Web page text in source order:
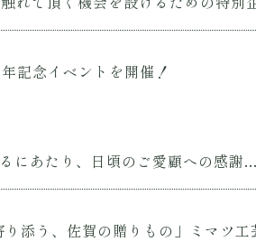
記念イベントを開催！
にあたり、日頃のご愛顧への感謝...
り添う、佐賀の贈りもの」ミマツ